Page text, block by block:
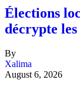
Élections
décrypte
By
Xalima
August 6, 2026